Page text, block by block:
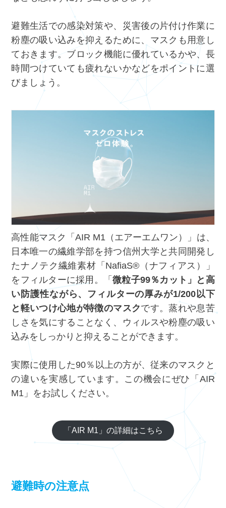
避難生活での感染対策や、災害後の片付け作業に
粉塵の吸い込みを抑えるために、マスクも用意し
ておきます。ブロック機能に優れているかや、長
時間つけていても疲れないかなどをポイントに選
びましょう。
高性能マスク「AIR M1（エアーエムワン）」は、
日本唯一の繊維学部を持つ信州大学と共同開発し
たナノテク繊維素材「NafiaS®（ナフィアス）」
をフィルターに採用。「微粒子99％カット」と高
い防護性ながら、フィルターの厚みが1/200以下
と軽いつけ心地が特徴のマスクです。蒸れや息苦
しさを気にすることなく、ウィルスや粉塵の吸い
込みをしっかりと抑えることができます。
実際に使用した90％以上の方が、従来のマスクと
の違いを実感しています。この機会にぜひ「AIR
M1」をお試しください。
「AIR M1」の詳細はこちら
避難時の注意点